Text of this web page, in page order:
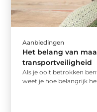
Aanbiedingen
Het belang van
transportveiligheid
Als je ooit betrokken
weet je hoe belangrijk